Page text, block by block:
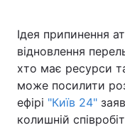
Економіка
Спорт
Техно і зв'язок
Ідея припинення
відновлення
хто має ресурси
може посилити
ефірі "Київ 24"
колишній